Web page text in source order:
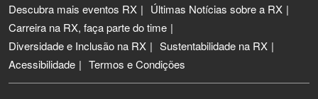
Descubra mais eventos RX
Últimas Notícias sobre a RX
Carreira na RX, faça parte do time
Diversidade e Inclusão na RX
Sustentabilidade na RX
Acessibilidade
Termos e Condições